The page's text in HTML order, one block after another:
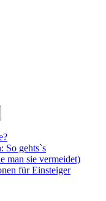
So gehts`s
man sie vermeidet)
für Einsteiger